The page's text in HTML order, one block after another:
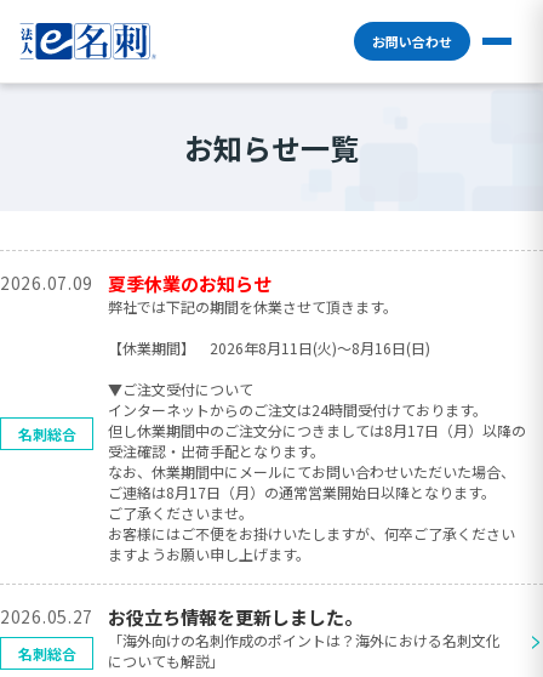
お問い合わせ
お知らせ一覧
2026.07.09 夏季休業のお知らせ
弊社では下記の期間を休業させて頂きます。
【休業期間】 2026年8月11日(火)〜8月16日(日)
▼ご注文受付について
インターネットからのご注文は24時間受付けております。
但し休業期間中のご注文分につきましては8月17日（月）以降の
受注確認・出荷手配となります。
なお、休業期間中にメールにてお問い合わせいただいた場合、
ご連絡は8月17日（月）の通常営業開始日以降となります。
ご了承くださいませ。
お客様にはご不便をお掛けいたしますが、何卒ご了承ください
ますようお願い申し上げます。
名刺総合
2026.05.27 お役立ち情報を更新しました。
「海外向けの名刺作成のポイントは？海外における名刺文化
についても解説」
>
名刺総合